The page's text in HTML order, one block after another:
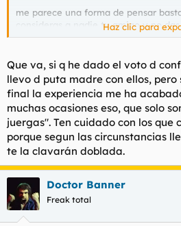
me parece una forma de pensar
consideras a nadie tu amigo y no
muy lógico que el resto tampoco se
mera opinión.
Haz clic para
Que va, si q he dado el voto d
llevo d puta madre con ellos, pero
final la experiencia me ha
muchas ocasiones eso, que solo
juergas". Ten cuidado con los que
porque segun las circunstancias
te la clavarán doblada.
Doctor Banner
Freak total